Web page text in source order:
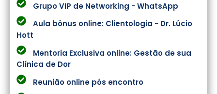
Grupo VIP de Networking - WhatsApp
Aula bônus online: Clientologia - Dr. Lúcio
Hott
Mentoria Exclusiva online: Gestão de sua
Clínica de Dor
Reunião online pós encontro